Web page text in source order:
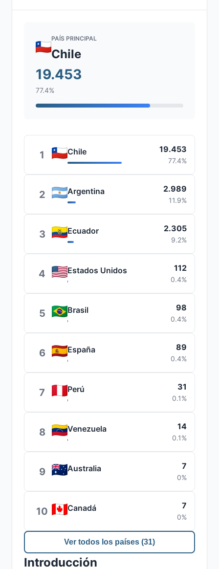
PAÍS PRINCIPAL
Chile
19.453
77.4%
1 Chile 19.453
77.4%
2 Argentina 2.989
11.9%
3 Ecuador 2.305
9.2%
4 Estados Unidos 112
0.4%
5 Brasil 98
0.4%
6 España 89
0.4%
7 Perú 31
0.1%
8 Venezuela 14
0.1%
9 Australia 7
0%
10 Canadá 7
0%
Ver todos los países (31)
Introducción